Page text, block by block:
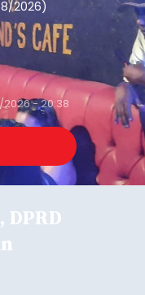
2026)
- 20:38
DPRD